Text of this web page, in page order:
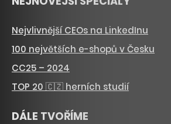
Nejvlivnější CEOs na LinkedInu
100 největších e-shopů v Česku
CC25 – 2024
TOP 20 🇨🇿 herních studií
DÁLE TVOŘÍME